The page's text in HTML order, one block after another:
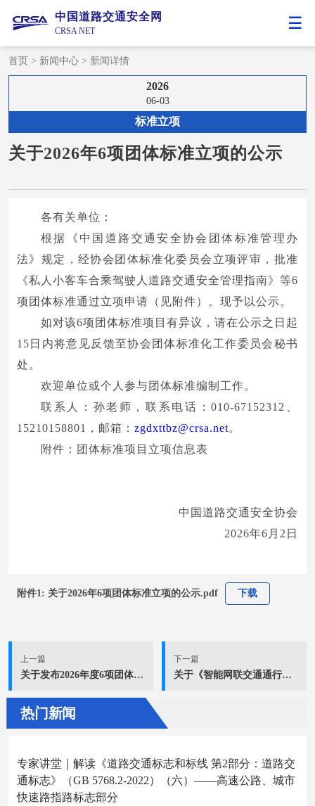
中国道路交通安全网
CRSA NET
首页 > 新闻中心 > 新闻详情
2026
06-03
标准立项
关于2026年6项团体标准立项的公示
各有关单位：
根据《中国道路交通安全协会团体标准管理办
法》规定，经协会团体标准化委员会立项评审，批准
《私人小客车合乘驾驶人道路交通安全管理指南》等6
项团体标准通过立项申请（见附件）。现予以公示。
如对该6项团体标准项目有异议，请在公示之日起
15日内将意见反馈至协会团体标准化工作委员会秘书
处。
欢迎单位或个人参与团体标准编制工作。
联系人：孙老师，联系电话：010-67152312、
15210158801，邮箱： zgdxttbz@crsa.net。
附件：团体标准项目立项信息表
中国道路交通安全协会
2026年6月2日
附件1: 关于2026年6项团体标准立项的公示.pdf 下载
上一篇
关于发布2026年度6项团体标准立项的公告
下一篇
关于《智能网联交通通行安全管理系统微服务数据交互规范》《智能网联交通通行安全管理系统组成与平台架构》等2项团体标准立项的通知​
热门新闻
专家讲堂｜解读《道路交通标志和标线 第2部分：道路交
通标志》（GB 5768.2-2022）（六）——高速公路、城市
快速路指路标志部分